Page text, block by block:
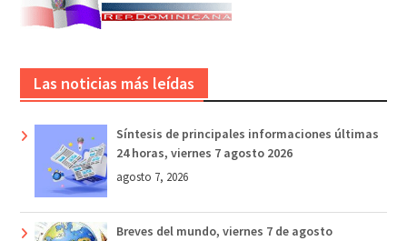
Las noticias más leídas
Síntesis de principales informaciones últimas
24 horas, viernes 7 agosto 2026
agosto 7, 2026
Breves del mundo, viernes 7 de agosto